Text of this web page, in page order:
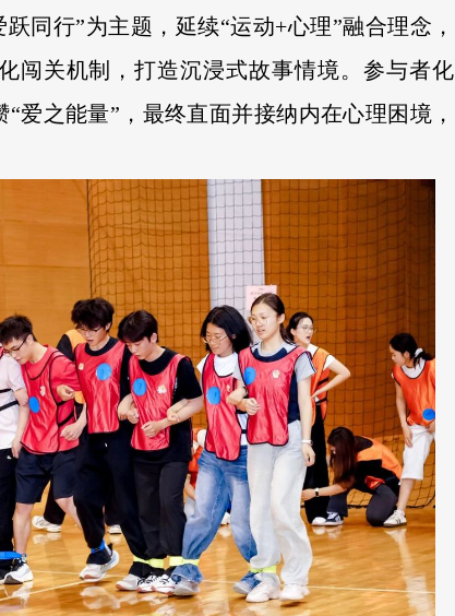
同行”为主题，延续“运动+心理”融合理念，
闯关机制，打造沉浸式故事情境。参与者化
爱之能量”，最终直面并接纳内在心理困境，